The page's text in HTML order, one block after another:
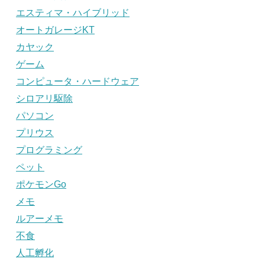
エスティマ・ハイブリッド
オートガレージKT
カヤック
ゲーム
コンピュータ・ハードウェア
シロアリ駆除
パソコン
プリウス
プログラミング
ペット
ポケモンGo
メモ
ルアーメモ
不食
人工孵化